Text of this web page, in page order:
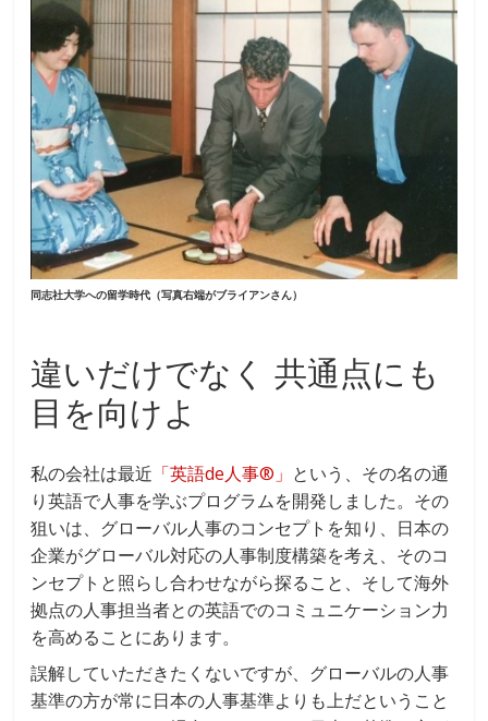
同志社大学への留学時代（写真右端がブライアンさん）
違いだけでなく 共通点にも
目を向けよ
私の会社は最近 「英語de人事®」 という、その名の通
り英語で人事を学ぶプログラムを開発しました。その
狙いは、グローバル人事のコンセプトを知り、日本の
企業がグローバル対応の人事制度構築を考え、そのコ
ンセプトと照らし合わせながら探ること、そして海外
拠点の人事担当者との英語でのコミュニケーション力
を高めることにあります。
誤解していただきたくないですが、グローバルの人事
基準の方が常に日本の人事基準よりも上だということ